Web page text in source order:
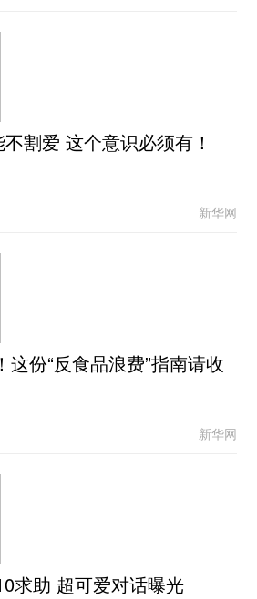
不割爱 这个意识必须有！
新华网
这份“反食品浪费”指南请收
新华网
求助 超可爱对话曝光